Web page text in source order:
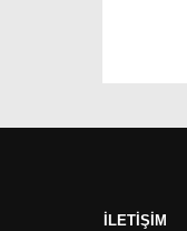
İLETIŞIM